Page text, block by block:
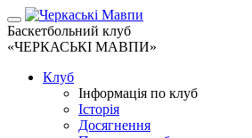
Баскетбольний клуб
«ЧЕРКАСЬКІ МАВПИ»
Клуб
Інформація по клуб
Історія
Досягнення